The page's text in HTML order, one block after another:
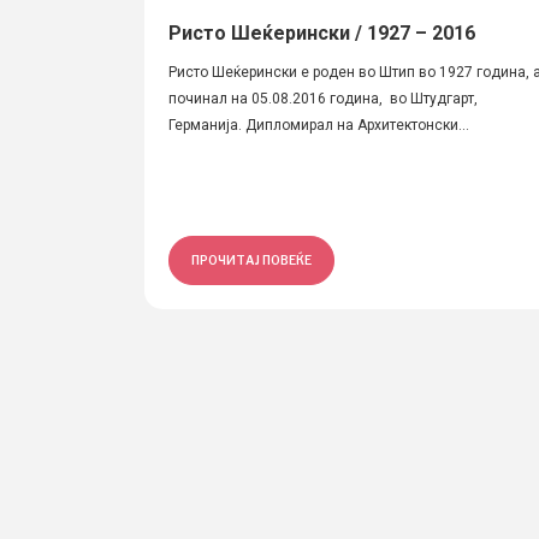
Ристо Шеќерински / 1927 – 2016
Ристо Шеќерински е роден во Штип во 1927 година,
починал на 05.08.2016 година, во Штудгарт,
Германија. Дипломирал на Архитектонски...
ПРОЧИТАЈ ПОВЕЌЕ